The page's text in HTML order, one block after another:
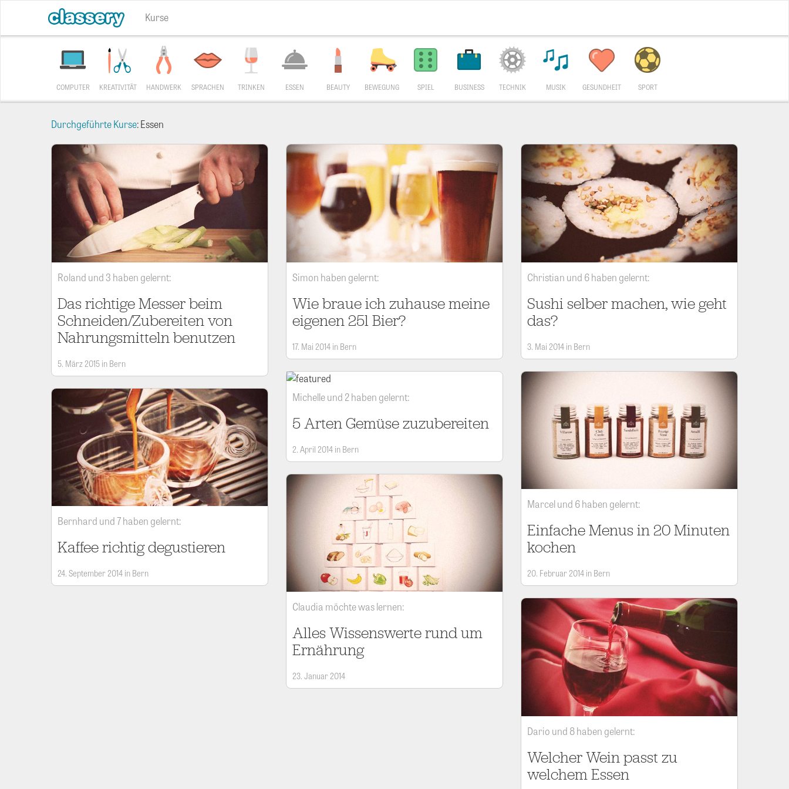
Kurse
COMPUTER KREATIVITÄT HANDWERK SPRACHEN TRINKEN ESSEN BEAUTY BEWEGUNG SPIEL BUSINESS TECHNIK MUSIK GESUNDHEIT SPORT
Durchgeführte Kurse: Essen
Roland und 3 haben gelernt:
Das richtige Messer beim
Schneiden/Zubereiten von
Nahrungsmitteln benutzen
5. März 2015 in Bern
Bernhard und 7 haben gelernt:
Kaffee richtig degustieren
24. September 2014 in Bern
Simon haben gelernt:
Wie braue ich zuhause meine
eigenen 25l Bier?
17. Mai 2014 in Bern
Michelle und 2 haben gelernt:
5 Arten Gemüse zuzubereiten
2. April 2014 in Bern
Claudia möchte was lernen:
Alles Wissenswerte rund um
Ernährung
23. Januar 2014
Christian und 6 haben gelernt:
Sushi selber machen, wie geht
das?
3. Mai 2014 in Bern
Marcel und 6 haben gelernt:
Einfache Menus in 20 Minuten
kochen
20. Februar 2014 in Bern
Dario und 8 haben gelernt:
Welcher Wein passt zu
welchem Essen